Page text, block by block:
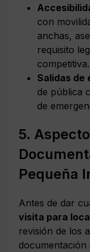
con
anchas,
requisito
competitiva.
Salidas de
de pública
de
5.
Pequeña
Antes de dar
visita para
revisión de los
documentación